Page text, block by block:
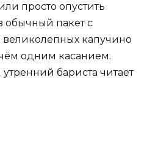
просто опустить
обычный пакет с
капучино
одним касанием.
бариста читает